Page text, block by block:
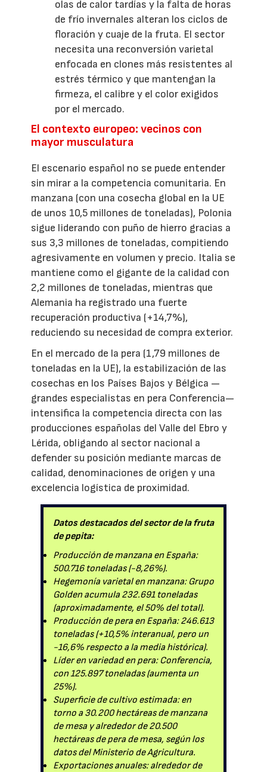
olas de calor tardías y la falta de horas
de frío invernales alteran los ciclos de
floración y cuaje de la fruta. El sector
necesita una reconversión varietal
enfocada en clones más resistentes al
estrés térmico y que mantengan la
firmeza, el calibre y el color exigidos
por el mercado.
El contexto europeo: vecinos con
mayor musculatura
El escenario español no se puede entender
sin mirar a la competencia comunitaria. En
manzana (con una cosecha global en la UE
de unos 10,5 millones de toneladas), Polonia
sigue liderando con puño de hierro gracias a
sus 3,3 millones de toneladas, compitiendo
agresivamente en volumen y precio. Italia se
mantiene como el gigante de la calidad con
2,2 millones de toneladas, mientras que
Alemania ha registrado una fuerte
recuperación productiva (+14,7%),
reduciendo su necesidad de compra exterior.
En el mercado de la pera (1,79 millones de
toneladas en la UE), la estabilización de las
cosechas en los Países Bajos y Bélgica —
grandes especialistas en pera Conferencia—
intensifica la competencia directa con las
producciones españolas del Valle del Ebro y
Lérida, obligando al sector nacional a
defender su posición mediante marcas de
calidad, denominaciones de origen y una
excelencia logística de proximidad.
Datos destacados del sector de la fruta
de pepita:
Producción de manzana en España:
500.716 toneladas (-8,26%).
Hegemonía varietal en manzana: Grupo
Golden acumula 232.691 toneladas
(aproximadamente, el 50% del total).
Producción de pera en España: 246.613
toneladas (+10,5% interanual, pero un
-16,6% respecto a la media histórica).
Líder en variedad en pera: Conferencia,
con 125.897 toneladas (aumenta un
25%).
Superficie de cultivo estimada: en
torno a 30.200 hectáreas de manzana
de mesa y alrededor de 20.500
hectáreas de pera de mesa, según los
datos del Ministerio de Agricultura.
Exportaciones anuales: alrededor de